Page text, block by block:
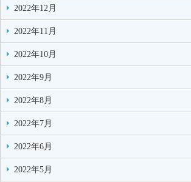
2022年12月
2022年11月
2022年10月
2022年9月
2022年8月
2022年7月
2022年6月
2022年5月